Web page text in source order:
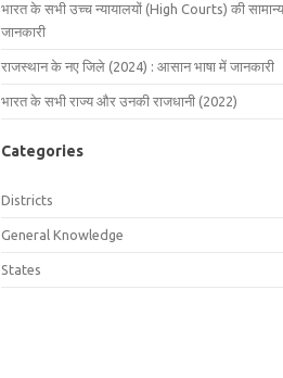
भारत के सभी उच्च न्यायालयों (High Courts) की
जानकारी
राजस्थान के नए जिले (2024) : आसान भाषा में जानकारी
भारत के सभी राज्य और उनकी राजधानी (2022)
Categories
Districts
General Knowledge
States